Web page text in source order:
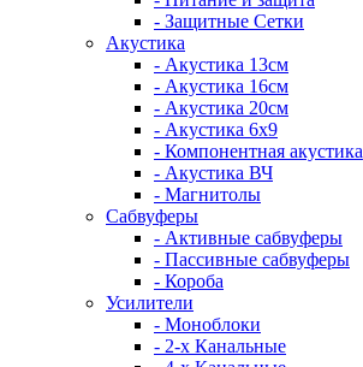
- Защитные Сетки
Акустика
- Акустика 13см
- Акустика 16см
- Акустика 20см
- Акустика 6x9
- Компонентная акустика
- Акустика ВЧ
- Магнитолы
Сабвуферы
- Активные сабвуферы
- Пассивные сабвуферы
- Короба
Усилители
- Моноблоки
- 2-х Канальные